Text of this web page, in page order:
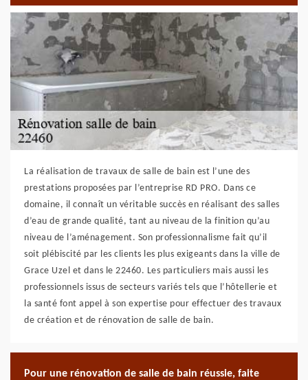
La réalisation de travaux de salle de bain est l’une des
prestations proposées par l’entreprise RD PRO. Dans ce
domaine, il connaît un véritable succès en réalisant des salles
d’eau de grande qualité, tant au niveau de la finition qu’au
niveau de l’aménagement. Son professionnalisme fait qu’il
soit plébiscité par les clients les plus exigeants dans la ville de
Grace Uzel et dans le 22460. Les particuliers mais aussi les
professionnels issus de secteurs variés tels que l’hôtellerie et
la santé font appel à son expertise pour effectuer des travaux
de création et de rénovation de salle de bain.
Pour une rénovation de salle de bain réussie, faite